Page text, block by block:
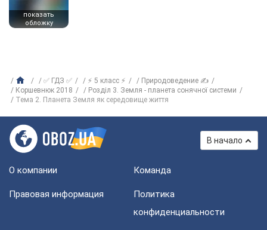
показать
обложку
✅ ГДЗ ✅ ⚡ 5 класс ⚡
Природоведение ✍
Коршевнюк 2018
Розділ 3. Земля - планета сонячної системи
Тема 2. Планета Земля як середовище життя
В начало
О компании Команда
Правовая информация
Политика
конфиденциальности